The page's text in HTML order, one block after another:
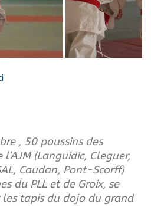
, 50 poussins des
(Languidic, Cleguer,
Caudan, Pont-Scorff)
du PLL et de Groix, se
tapis du dojo du grand